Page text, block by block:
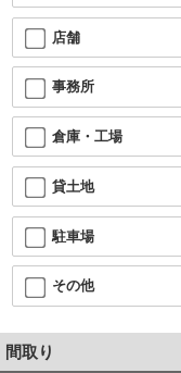
店舗
事務所
倉庫・工場
貸土地
駐車場
その他
間取り